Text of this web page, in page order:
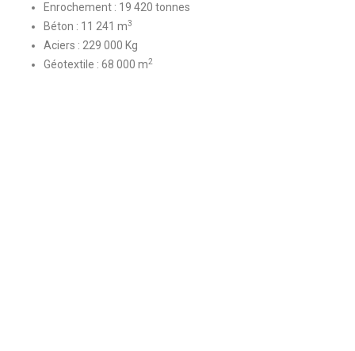
Enrochement : 19 420 tonnes
Béton : 11 241 m3
Aciers : 229 000 Kg
Géotextile : 68 000 m2